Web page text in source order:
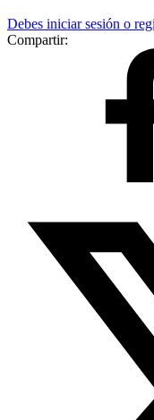
Debes iniciar sesión o
Compartir: